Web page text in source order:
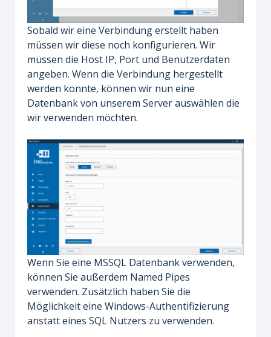
Sobald wir eine Verbindung erstellt haben
müssen wir diese noch konfigurieren. Wir
müssen die Host IP, Port und Benutzerdaten
angeben. Wenn die Verbindung hergestellt
werden konnte, können wir nun eine
Datenbank von unserem Server auswählen die
wir verwenden möchten.
Wenn Sie eine MSSQL Datenbank verwenden,
können Sie außerdem Named Pipes
verwenden. Zusätzlich haben Sie die
Möglichkeit eine Windows-Authentifizierung
anstatt eines SQL Nutzers zu verwenden.